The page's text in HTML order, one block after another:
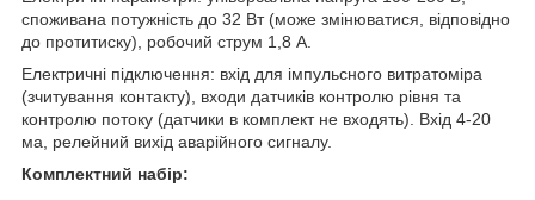
споживана потужність до 32 Вт (може змінюватися, відповідно
до протитиску), робочий струм 1,8 А.
Електричні підключення: вхід для імпульсного витратоміра
(зчитування контакту), входи датчиків контролю рівня та
контролю потоку (датчики в комплект не входять). Вхід 4-20
ма, релейний вихід аварійного сигналу.
Комплектний набір: